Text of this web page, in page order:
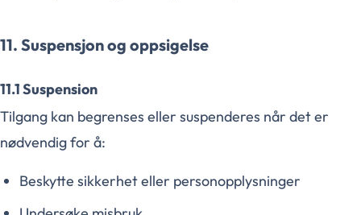
11. Suspensjon og oppsigelse
11.1 Suspension
Tilgang kan begrenses eller suspenderes når det er
nødvendig for å:
Beskytte sikkerhet eller personopplysninger